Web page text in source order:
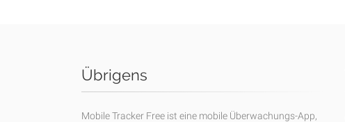
Übrigens
Mobile Tracker Free ist eine mobile Überwachungs-App,